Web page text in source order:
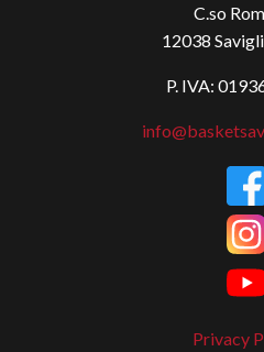
C.so
12038
P. IVA:
Privacy